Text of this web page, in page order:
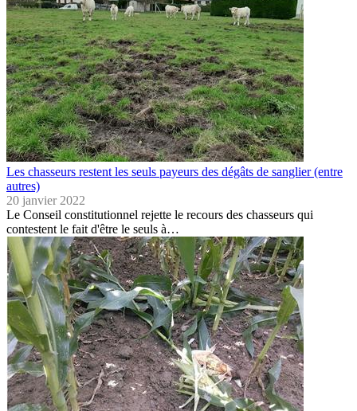
Les chasseurs restent les seuls payeurs des dégâts de sanglier (entre
autres)
20 janvier 2022
Le Conseil constitutionnel rejette le recours des chasseurs qui
contestent le fait d'être le seuls à…